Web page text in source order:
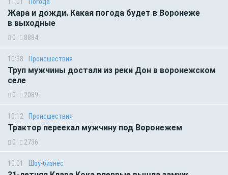
Жара и дожди. Какая погода будет в Воронеже
в выходные
0 8884
10:38 Происшествия
Труп мужчины достали из реки Дон в воронежском
селе
0 2089
10:12 Происшествия
Трактор переехал мужчину под Воронежем
0 2736
10:01 Шоу-бизнес